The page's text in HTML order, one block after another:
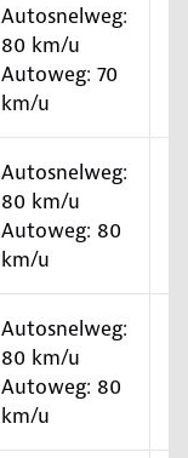
Autosnelweg:
80 km/u
Autoweg: 70
km/u
Autosnelweg:
80 km/u
Autoweg: 80
km/u
Autosnelweg:
80 km/u
Autoweg: 80
km/u